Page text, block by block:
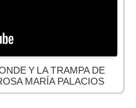
Y LA TRAMPA DE
MARÍA PALACIOS